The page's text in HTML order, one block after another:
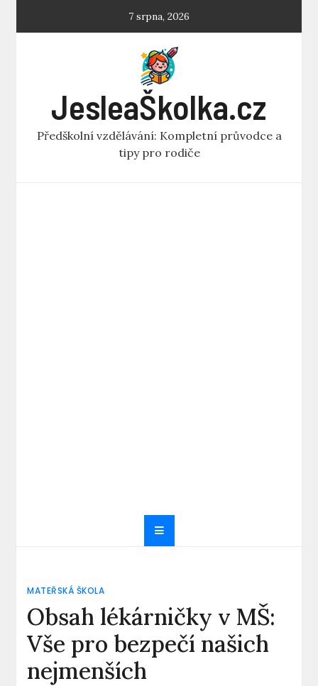
7 srpna, 2026
JesleaŠkolka.cz
Předškolní vzdělávání: Kompletní průvodce a
tipy pro rodiče
MATEŘSKÁ ŠKOLA
Obsah lékárničky v MŠ:
Vše pro bezpečí našich
nejmenších